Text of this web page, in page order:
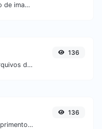
Transforme um arquivo de imagem em uma string Base64.
Converta facilmente arquivos de imagem PNG para GIF.
136
Gere senhas com comprimento e configurações personalizadas.
136